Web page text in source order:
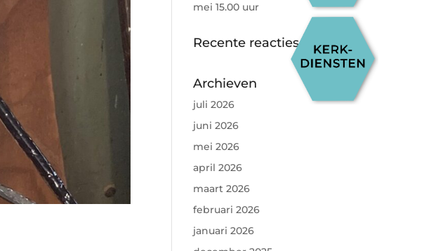
mei 15.00 uur
Recente reacties
Archieven
juli 2026
juni 2026
mei 2026
april 2026
maart 2026
februari 2026
januari 2026